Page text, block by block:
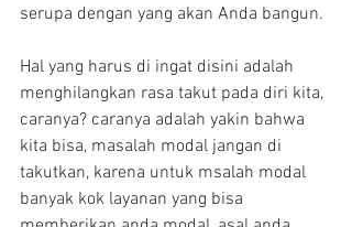
serupa dengan yang akan Anda bangun.
Hal yang harus di ingat disini adalah
menghilangkan rasa takut pada diri kita,
caranya? caranya adalah yakin bahwa
kita bisa, masalah modal jangan di
takutkan, karena untuk msalah modal
banyak kok layanan yang bisa